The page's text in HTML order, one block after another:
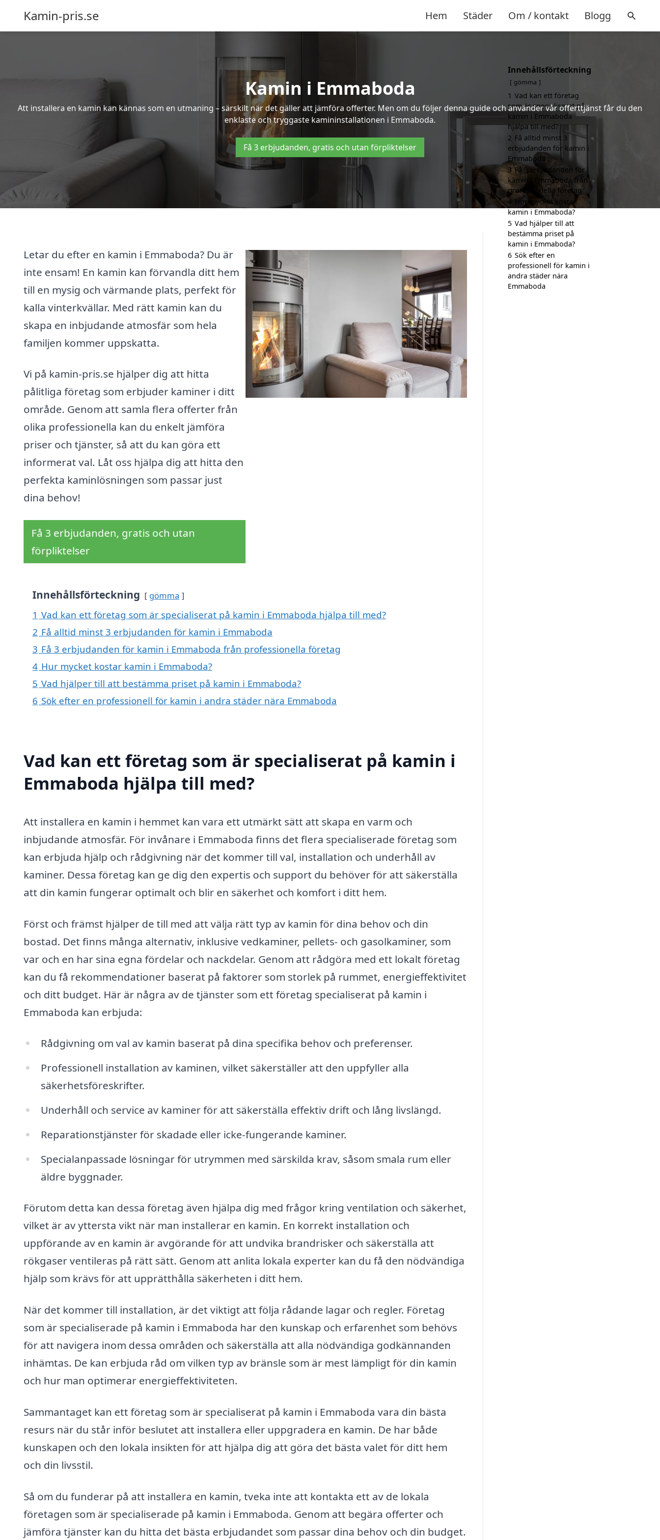
Kamin-pris.se Hem Städer Om / kontakt Blogg
Kamin i Emmaboda
Att installera en kamin kan kännas som en utmaning – särskilt när det gäller att jämföra offerter. Men om du följer denna guide och använder vår offerttjänst får du den
enklaste och tryggaste kamininstallationen i Emmaboda.
Få 3 erbjudanden, gratis och utan förpliktelser
Letar du efter en kamin i Emmaboda? Du är
inte ensam! En kamin kan förvandla ditt hem
till en mysig och värmande plats, perfekt för
kalla vinterkvällar. Med rätt kamin kan du
skapa en inbjudande atmosfär som hela
familjen kommer uppskatta.
Vi på kamin-pris.se hjälper dig att hitta
pålitliga företag som erbjuder kaminer i ditt
område. Genom att samla flera offerter från
olika professionella kan du enkelt jämföra
priser och tjänster, så att du kan göra ett
informerat val. Låt oss hjälpa dig att hitta den
perfekta kaminlösningen som passar just
dina behov!
Få 3 erbjudanden, gratis och utan
förpliktelser
Innehållsförteckning gömma
1 Vad kan ett företag som är specialiserat på kamin i Emmaboda hjälpa till med?
2 Få alltid minst 3 erbjudanden för kamin i Emmaboda
3 Få 3 erbjudanden för kamin i Emmaboda från professionella företag
4 Hur mycket kostar kamin i Emmaboda?
5 Vad hjälper till att bestämma priset på kamin i Emmaboda?
6 Sök efter en professionell för kamin i andra städer nära Emmaboda
Vad kan ett företag som är specialiserat på kamin i
Emmaboda hjälpa till med?
Att installera en kamin i hemmet kan vara ett utmärkt sätt att skapa en varm och
inbjudande atmosfär. För invånare i Emmaboda finns det flera specialiserade företag som
kan erbjuda hjälp och rådgivning när det kommer till val, installation och underhåll av
kaminer. Dessa företag kan ge dig den expertis och support du behöver för att säkerställa
att din kamin fungerar optimalt och blir en säkerhet och komfort i ditt hem.
Först och främst hjälper de till med att välja rätt typ av kamin för dina behov och din
bostad. Det finns många alternativ, inklusive vedkaminer, pellets- och gasolkaminer, som
var och en har sina egna fördelar och nackdelar. Genom att rådgöra med ett lokalt företag
kan du få rekommendationer baserat på faktorer som storlek på rummet, energieffektivitet
och ditt budget. Här är några av de tjänster som ett företag specialiserat på kamin i
Emmaboda kan erbjuda:
Rådgivning om val av kamin baserat på dina specifika behov och preferenser.
Professionell installation av kaminen, vilket säkerställer att den uppfyller alla
säkerhetsföreskrifter.
Underhåll och service av kaminer för att säkerställa effektiv drift och lång livslängd.
Reparationstjänster för skadade eller icke-fungerande kaminer.
Specialanpassade lösningar för utrymmen med särskilda krav, såsom smala rum eller
äldre byggnader.
Förutom detta kan dessa företag även hjälpa dig med frågor kring ventilation och säkerhet,
vilket är av yttersta vikt när man installerar en kamin. En korrekt installation och
uppförande av en kamin är avgörande för att undvika brandrisker och säkerställa att
rökgaser ventileras på rätt sätt. Genom att anlita lokala experter kan du få den nödvändiga
hjälp som krävs för att upprätthålla säkerheten i ditt hem.
När det kommer till installation, är det viktigt att följa rådande lagar och regler. Företag
som är specialiserade på kamin i Emmaboda har den kunskap och erfarenhet som behövs
för att navigera inom dessa områden och säkerställa att alla nödvändiga godkännanden
inhämtas. De kan erbjuda råd om vilken typ av bränsle som är mest lämpligt för din kamin
och hur man optimerar energieffektiviteten.
Sammantaget kan ett företag som är specialiserat på kamin i Emmaboda vara din bästa
resurs när du står inför beslutet att installera eller uppgradera en kamin. De har både
kunskapen och den lokala insikten för att hjälpa dig att göra det bästa valet för ditt hem
och din livsstil.
Så om du funderar på att installera en kamin, tveka inte att kontakta ett av de lokala
företagen som är specialiserade på kamin i Emmaboda. Genom att begära offerter och
jämföra tjänster kan du hitta det bästa erbjudandet som passar dina behov och din budget.
Innehållsförteckning
gömma
1 Vad kan ett företag
som är specialiserat på
kamin i Emmaboda
hjälpa till med?
2 Få alltid minst 3
erbjudanden för kamin i
Emmaboda
3 Få 3 erbjudanden för
kamin i Emmaboda från
professionella företag
4 Hur mycket kostar
kamin i Emmaboda?
5 Vad hjälper till att
bestämma priset på
kamin i Emmaboda?
6 Sök efter en
professionell för kamin i
andra städer nära
Emmaboda